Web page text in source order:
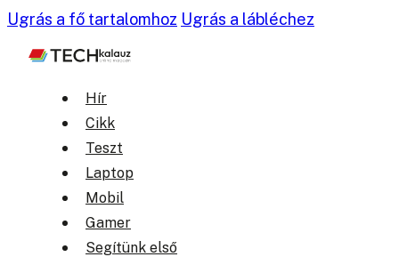
Ugrás a fő tartalomhoz Ugrás a lábléchez
Hír
Cikk
Teszt
Laptop
Mobil
Gamer
Segítünk első